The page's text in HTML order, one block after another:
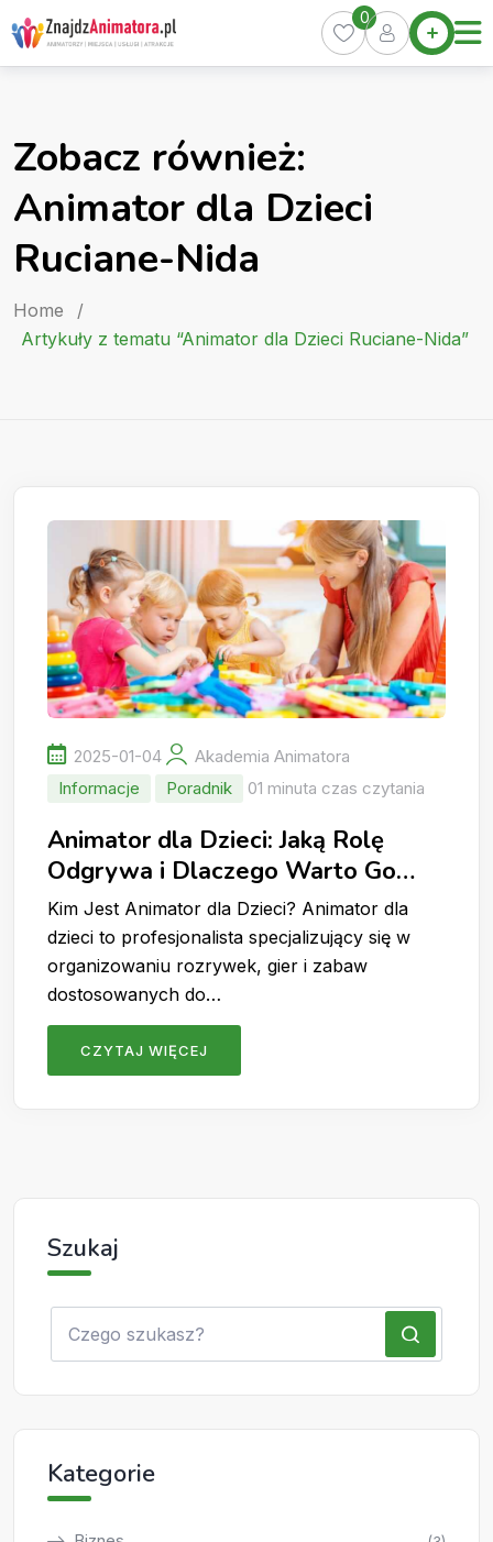
Skip
to
content
Home
Oferty
Kurs
0
Zobacz również:
Animator dla Dzieci
Ruciane-Nida
Home
/
Artykuły z tematu “Animator dla Dzieci Ruciane-Nida”
2025-01-04
Akademia Animatora
Informacje
Poradnik 01 minuta czas czytania
Animator dla Dzieci: Jaką Rolę
Odgrywa i Dlaczego Warto Go
Wynająć?
Kim Jest Animator dla Dzieci? Animator dla
dzieci to profesjonalista specjalizujący się w
organizowaniu rozrywek, gier i zabaw
dostosowanych do…
CZYTAJ WIĘCEJ
Szukaj
Kategorie